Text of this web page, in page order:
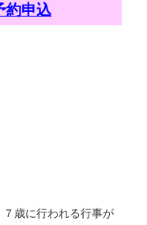
約申込
歳に行われる行事が